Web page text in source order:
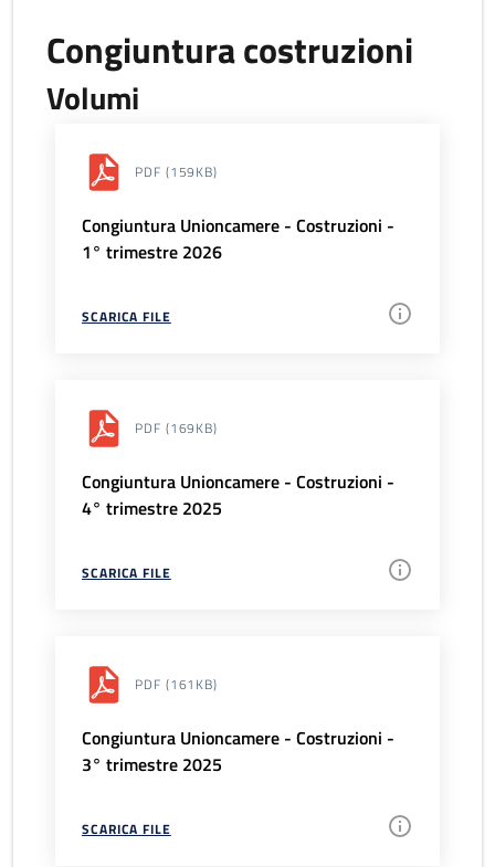
Congiuntura costruzioni
Volumi
PDF (159KB)
Congiuntura Unioncamere - Costruzioni -
1° trimestre 2026
SCARICA FILE
PDF (169KB)
Congiuntura Unioncamere - Costruzioni -
4° trimestre 2025
SCARICA FILE
PDF (161KB)
Congiuntura Unioncamere - Costruzioni -
3° trimestre 2025
SCARICA FILE